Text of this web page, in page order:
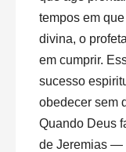
tempos em
divina, o
em cumprir.
sucesso
obedecer sem
Quando Deus
de Jeremias —